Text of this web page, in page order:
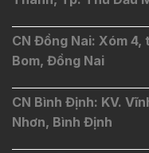
CN Đồng Nai: Xóm
Bom, Đồng Nai
CN Bình Định: KV.
Nhơn, Bình Định